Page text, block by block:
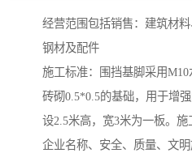
经营范围包括销售：建筑材料
钢材及配件
施工标准：围挡基脚采用
砖砌0.5*0.5的基础，用于增
设2.5米高，宽3米为一板。
企业名称、安全、质量、文